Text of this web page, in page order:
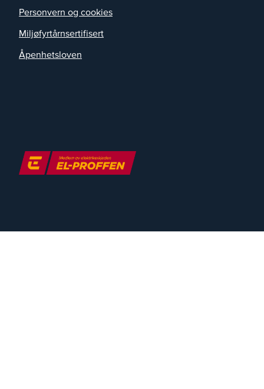
Personvern og cookies
Miljøfyrtårnsertifisert
Åpenhetsloven